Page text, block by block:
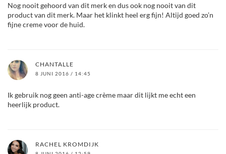
Nog nooit gehoord van dit merk en dus ook nog nooit van dit
product van dit merk. Maar het klinkt heel erg fijn! Altijd goed zo’n
fijne creme voor de huid.
CHANTALLE
8 JUNI 2016 / 14:45
Ik gebruik nog geen anti-age crème maar dit lijkt me echt een
heerlijk product.
RACHEL KROMDIJK